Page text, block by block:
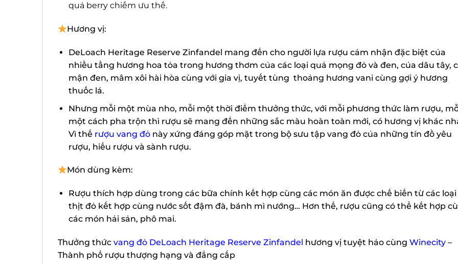
quả berry chiếm ưu thế.
Hương vị:
DeLoach Heritage Reserve Zinfandel mang đến cho người lựa rượu cảm nhận đặc biệt của
nhiều tầng hương hoa tỏa trong hương thơm của các loại quả mọng đỏ và đen, của dâu tây,
mận đen, mâm xôi hài hòa cùng với gia vị, tuyết tùng thoảng hương vani cùng gợi ý hương
thuốc lá.
Nhưng mỗi một mùa nho, mỗi một thời điểm thưởng thức, với mỗi phương thức làm rượu, mỗi
một cách pha trộn thì rượu sẽ mang đến những sắc màu hoàn toàn mới, có hương vị khác
Vì thếrượu vang đỏnày xứng đáng góp mặt trong bộ sưu tập vang đỏ của những tín đồ yêu
rượu, hiểu rượu và sành rượu.
Món dùng kèm:
Rượu thích hợp dùng trong các bữa chính kết hợp cùng các món ăn được chế biến từ các loại
thịt đỏ kết hợp cùng nước sốt đậm đà, bánh mì nướng… Hơn thế, rượu cũng có thể kết hợp
các món hải sản, phô mai.
Thưởng thứcvang đỏ DeLoach Heritage Reserve Zinfandelhương vị tuyệt hảo cùngWinecity–
Thành phố rượu thượng hạng và đẳng cấp